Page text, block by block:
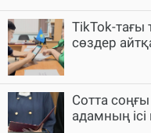
TikTok-тағы
сөздер
Cотта
адамның